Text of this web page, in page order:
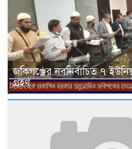
জকিগঞ্জের নবনির্বাচিত ৭
গ্রহণ